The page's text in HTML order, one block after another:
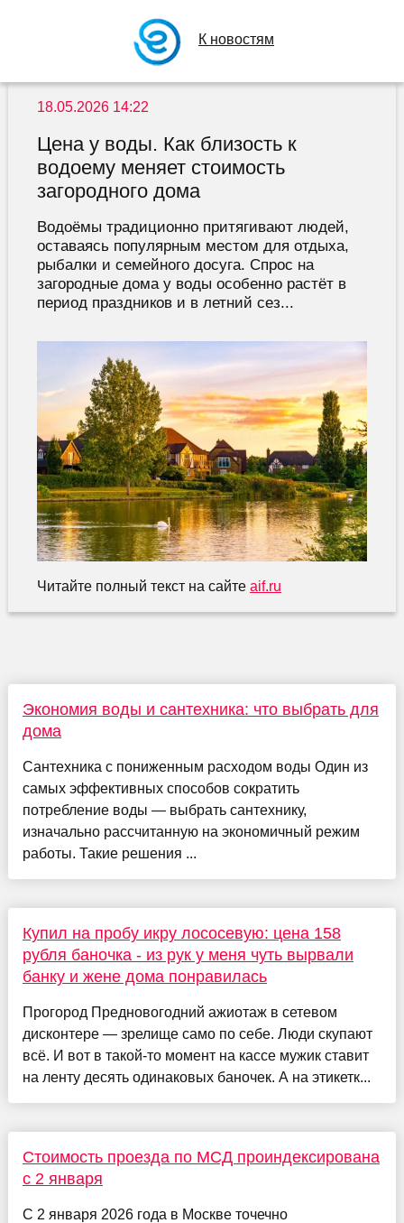
К новостям
18.05.2026 14:22
Цена у воды. Как близость к
водоему меняет стоимость
загородного дома
Водоёмы традиционно притягивают людей,
оставаясь популярным местом для отдыха,
рыбалки и семейного досуга. Спрос на
загородные дома у воды особенно растёт в
период праздников и в летний сез...
Читайте полный текст на сайте aif.ru
Экономия воды и сантехника: что выбрать для
дома
Сантехника с пониженным расходом воды Один из
самых эффективных способов сократить
потребление воды — выбрать сантехнику,
изначально рассчитанную на экономичный режим
работы. Такие решения ...
Купил на пробу икру лососевую: цена 158
рубля баночка - из рук у меня чуть вырвали
банку и жене дома понравилась
Прогород Предновогодний ажиотаж в сетевом
дисконтере — зрелище само по себе. Люди скупают
всё. И вот в такой-то момент на кассе мужик ставит
на ленту десять одинаковых баночек. А на этикетк...
Стоимость проезда по МСД проиндексирована
с 2 января
С 2 января 2026 года в Москве точечно